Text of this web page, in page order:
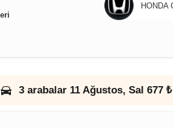
HONDA
3 arabalar 11 Ağustos, Sal 677 ₺